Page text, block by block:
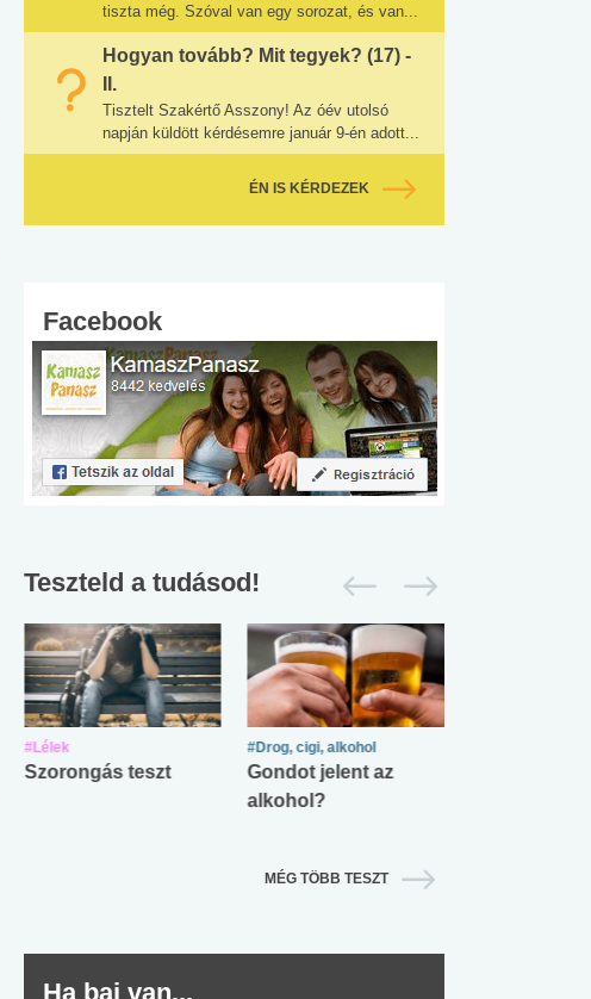
tiszta még. Szóval van egy sorozat, és van...
Hogyan tovább? Mit tegyek? (17) -
II.
Tisztelt Szakértő Asszony! Az óév utolsó
napján küldött kérdésemre január 9-én adott...
ÉN IS KÉRDEZEK
Facebook
Teszteld a tudásod!
#Lélek
Szorongás teszt
#Drog, cigi, alkohol
Gondot jelent az
alkohol?
MÉG TÖBB TESZT
Ha baj van...